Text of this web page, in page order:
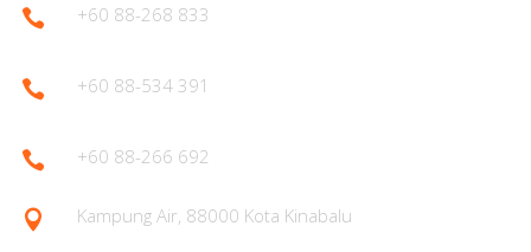
 +60 88-268 833
 +60 88-534 391
 +60 88-266 692
 Kampung Air, 88000 Kota Kinabalu